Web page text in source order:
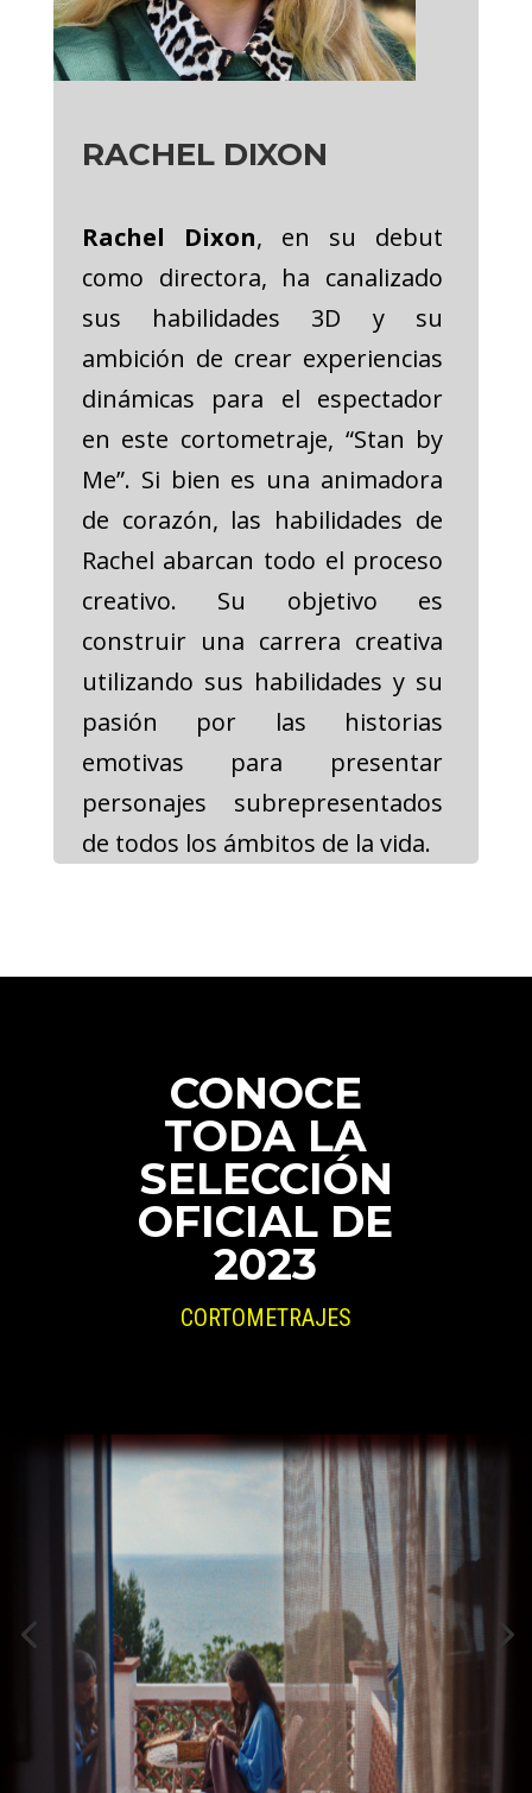
RACHEL DIXON
Rachel Dixon, en su debut
como directora, ha canalizado
sus habilidades 3D y su
ambición de crear experiencias
dinámicas para el espectador
en este cortometraje, “Stan by
Me”. Si bien es una animadora
de corazón, las habilidades de
Rachel abarcan todo el proceso
creativo. Su objetivo es
construir una carrera creativa
utilizando sus habilidades y su
pasión por las historias
emotivas para presentar
personajes subrepresentados
de todos los ámbitos de la vida.
CONOCE
TODA LA
SELECCIÓN
OFICIAL DE
2023
CORTOMETRAJES